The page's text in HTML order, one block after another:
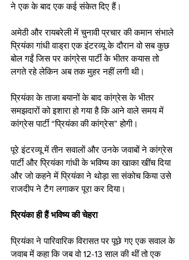
ने एक के बाद एक कई संकेत दिए हैं।
अमेठी और रायबरेली में चुनावी प्रचार की कमान संभाले
प्रियंका गांधी वाड्रा एक इंटरव्यू के दौरान वो सब कुछ
बोल गईं जिस पर कांग्रेस पार्टी के भीतर कयास तो
लगते रहे लेकिन अब तक मुहर नहीं लगी थी।
प्रियंका के ताजा बयानों के बाद कांग्रेस के भीतर
समझदारों को इशारा हो गया है कि आने वाले समय में
कांग्रेस पार्टी “प्रियंका की कांग्रेस” होगी।
पूरे इंटरव्यू में तीन सवालों और उनके जवाबों ने कांग्रेस
पार्टी और प्रियंका गांधी के भविष्य का खाका खींच दिया
और जो कहने में प्रियंका ने थोड़ा सा संकोच किया उसे
राजदीप ने टैग लगाकर पूरा कर दिया।
प्रियंका ही हैं भविष्य की चेहरा
प्रियंका ने पारिवारिक विरासत पर पूछे गए एक सवाल के
जवाब में कहा कि जब वो 12-13 साल की थीं तो एक